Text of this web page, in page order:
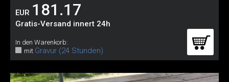
EUR 181.17
Gratis-Versand innert 24h
In den Warenkorb:
mit Gravur (24 Stunden)